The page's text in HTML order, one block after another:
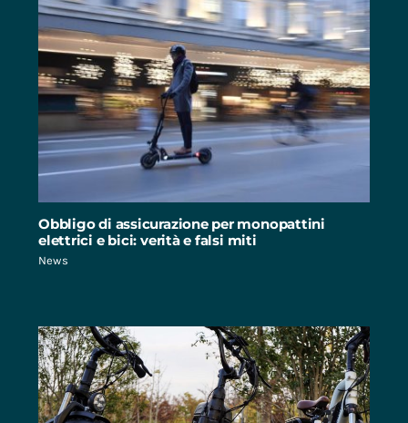
Obbligo di assicurazione per monopattini
elettrici e bici: verità e falsi miti
News